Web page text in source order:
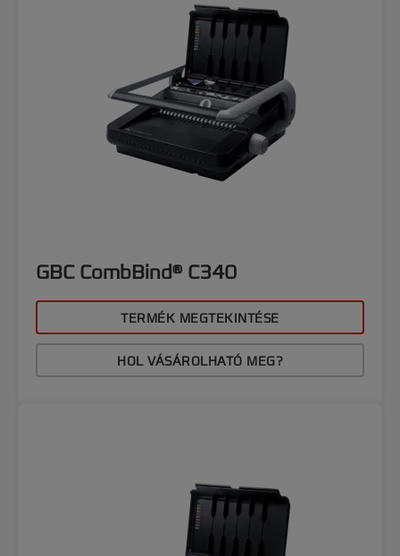
GBC CombBind® C340
TERMÉK MEGTEKINTÉSE
HOL VÁSÁROLHATÓ MEG?